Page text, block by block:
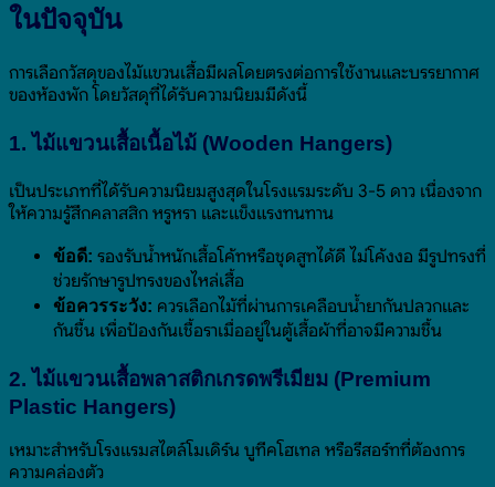
ในปัจจุบัน
การเลือกวัสดุของไม้แขวนเสื้อมีผลโดยตรงต่อการใช้งานและบรรยากาศ
ของห้องพัก โดยวัสดุที่ได้รับความนิยมมีดังนี้
1. ไม้แขวนเสื้อเนื้อไม้ (Wooden Hangers)
เป็นประเภทที่ได้รับความนิยมสูงสุดในโรงแรมระดับ 3-5 ดาว เนื่องจาก
ให้ความรู้สึกคลาสสิก หรูหรา และแข็งแรงทนทาน
ข้อดี: รองรับน้ำหนักเสื้อโค้ทหรือชุดสูทได้ดี ไม่โค้งงอ มีรูปทรงที่
ช่วยรักษารูปทรงของไหล่เสื้อ
ข้อควรระวัง: ควรเลือกไม้ที่ผ่านการเคลือบน้ำยากันปลวกและ
กันชื้น เพื่อป้องกันเชื้อราเมื่ออยู่ในตู้เสื้อผ้าที่อาจมีความชื้น
2. ไม้แขวนเสื้อพลาสติกเกรดพรีเมียม (Premium
Plastic Hangers)
เหมาะสำหรับโรงแรมสไตล์โมเดิร์น บูทีคโฮเทล หรือรีสอร์ทที่ต้องการ
ความคล่องตัว